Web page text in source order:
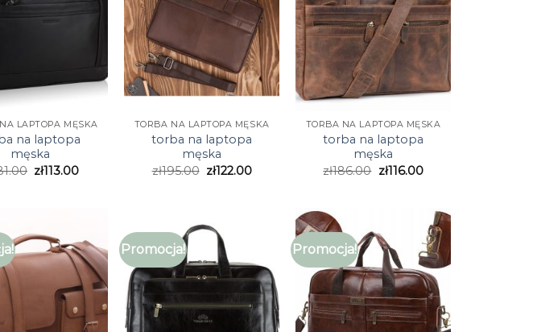
LAPTOPA MĘSKA
na laptopa
męska
zł113.00
TORBA NA LAPTOPA MĘSKA
torba na laptopa
męska
zł195.00 zł122.00
TORBA NA LAPTOPA MĘSKA
torba na laptopa
męska
zł186.00 zł116.00
Promocja! Promocja!